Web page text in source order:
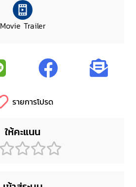
Movie Trailer
รายการโปรด
ให้คะแนน